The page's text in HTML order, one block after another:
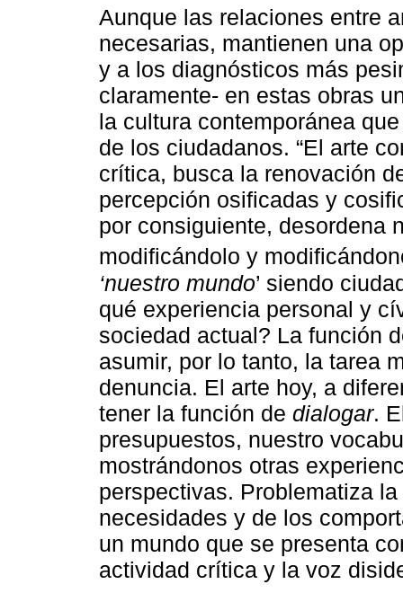
Aunque las relaciones entre
necesarias, mantienen una
y a los diagnósticos más
claramente- en estas obras
la cultura contemporánea
de los ciudadanos. “El arte
crítica, busca la renovación
percepción osificadas y
por consiguiente, desordena
modificándolo y
‘nuestro mundo’ siendo
qué experiencia personal y
sociedad actual? La función
asumir, por lo tanto, la tarea
denuncia. El arte hoy, a
tener la función de dialogar.
presupuestos, nuestro
mostrándonos otras
perspectivas. Problematiza
necesidades y de los
un mundo que se presenta
actividad crítica y la voz